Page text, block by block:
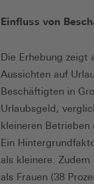
Einfluss von
Die Erhebung zeigt
Aussichten auf
Beschäftigten in
Urlaubsgeld,
kleineren
Ein
als kleinere.
als Frauen (38